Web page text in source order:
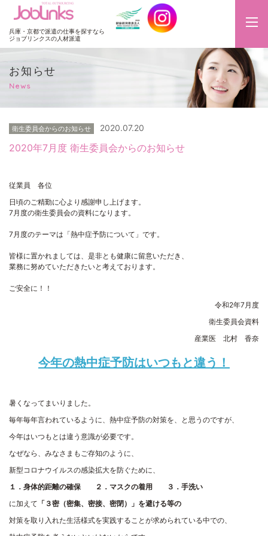
JobLinks
兵庫・京都で派遣の仕事を探すなら
ジョブリンクスの人材派遣
お知らせ
News
衛生委員会からのお知らせ 2020.07.20
2020年7月度 衛生委員会からのお知らせ
従業員 各位
日頃のご精勤に心より感謝申し上げます。
7月度の衛生委員会の資料になります。
7月度のテーマは「熱中症予防について」です。
皆様に置かれましては、是非とも健康に留意いただき、
業務に努めていただきたいと考えております。
ご安全に！！
令和2年7月度
衛生委員会資料
産業医 北村 香奈
今年の熱中症予防はいつもと違う！
暑くなってまいりました。
毎年毎年言われているように、熱中症予防の対策を、と思うのですが、
今年はいつもとは違う意識が必要です。
なぜなら、みなさまもご存知のように、
新型コロナウイルスの感染拡大を防ぐために、
１．身体的距離の確保 ２．マスクの着用 ３．手洗い
に加えて 「３密（密集、密接、密閉）」を避ける等の
対策を取り入れた生活様式を実践することが求められている中での、